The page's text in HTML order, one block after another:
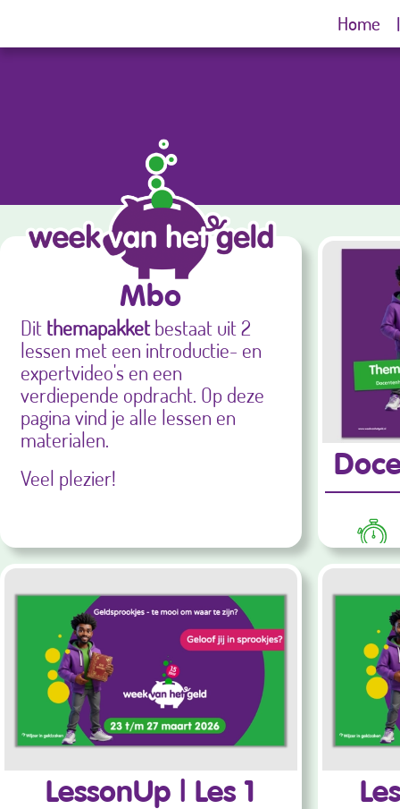
Home |
Mbo
Dit themapakketbestaat uit 2
lessen met een introductie- en
expertvideo's en een
verdiepende opdracht. Op deze
pagina vind je alle lessen en
materialen.
Veel plezier!
LessonUp | Les 1